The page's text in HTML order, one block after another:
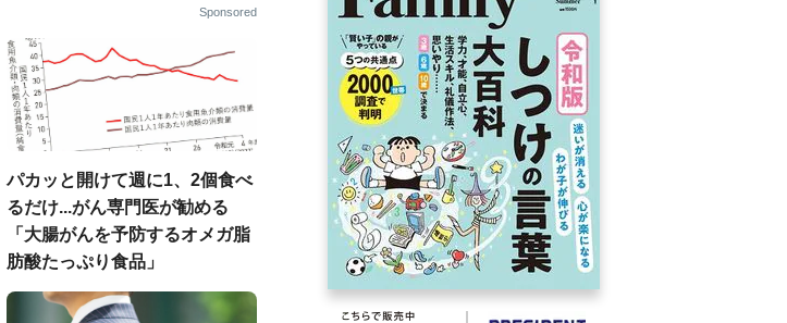
Sponsored
パカッと開けて週に1、2個食べ
るだけ...がん専門医が勧める
「大腸がんを予防するオメガ脂
肪酸たっぷり食品」